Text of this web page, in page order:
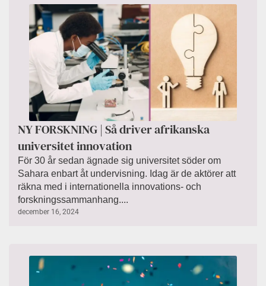
NY FORSKNING | Så driver afrikanska
universitet innovation
För 30 år sedan ägnade sig universitet söder om
Sahara enbart åt undervisning. Idag är de aktörer att
räkna med i internationella innovations- och
forskningssammanhang....
december 16, 2024